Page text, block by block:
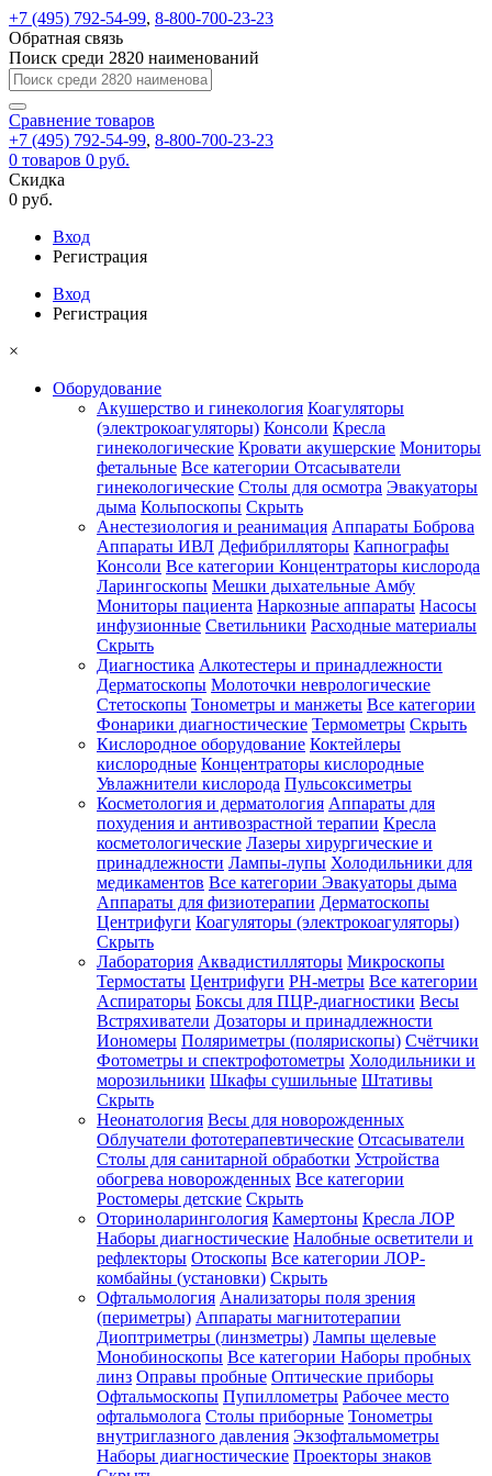
+7 (495) 792-54-99, 8-800-700-23-23
Обратная связь
Поиск среди 2820 наименований
Сравнение товаров
+7 (495) 792-54-99, 8-800-700-23-23
0 товаров 0 руб.
Скидка
0 руб.
Вход
Регистрация
Вход
Регистрация
×
Оборудование
Акушерство и гинекология Коагуляторы
(электрокоагуляторы) Консоли Кресла
гинекологические Кровати акушерские Мониторы
фетальные Все категории Отсасыватели
гинекологические Столы для осмотра Эвакуаторы
дыма Кольпоскопы Скрыть
Анестезиология и реанимация Аппараты Боброва
Аппараты ИВЛ Дефибрилляторы Капнографы
Консоли Все категории Концентраторы кислорода
Ларингоскопы Мешки дыхательные Амбу
Мониторы пациента Наркозные аппараты Насосы
инфузионные Светильники Расходные материалы
Скрыть
Диагностика Алкотестеры и принадлежности
Дерматоскопы Молоточки неврологические
Стетоскопы Тонометры и манжеты Все категории
Фонарики диагностические Термометры Скрыть
Кислородное оборудование Коктейлеры
кислородные Концентраторы кислородные
Увлажнители кислорода Пульсоксиметры
Косметология и дерматология Аппараты для
похудения и антивозрастной терапии Кресла
косметологические Лазеры хирургические и
принадлежности Лампы-лупы Холодильники для
медикаментов Все категории Эвакуаторы дыма
Аппараты для физиотерапии Дерматоскопы
Центрифуги Коагуляторы (электрокоагуляторы)
Скрыть
Лаборатория Аквадистилляторы Микроскопы
Термостаты Центрифуги PH-метры Все категории
Аспираторы Боксы для ПЦР-диагностики Весы
Встряхиватели Дозаторы и принадлежности
Иономеры Поляриметры (полярископы) Счётчики
Фотометры и спектрофотометры Холодильники и
морозильники Шкафы сушильные Штативы
Скрыть
Неонатология Весы для новорожденных
Облучатели фототерапевтические Отсасыватели
Столы для санитарной обработки Устройства
обогрева новорожденных Все категории
Ростомеры детские Скрыть
Оториноларингология Камертоны Кресла ЛОР
Наборы диагностические Налобные осветители и
рефлекторы Отоскопы Все категории ЛОР-
комбайны (установки) Скрыть
Офтальмология Анализаторы поля зрения
(периметры) Аппараты магнитотерапии
Диоптриметры (линзметры) Лампы щелевые
Монобиноскопы Все категории Наборы пробных
линз Оправы пробные Оптические приборы
Офтальмоскопы Пупиллометры Рабочее место
офтальмолога Столы приборные Тонометры
внутриглазного давления Экзофтальмометры
Наборы диагностические Проекторы знаков